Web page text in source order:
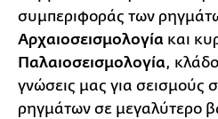
συμπεριφοράς των
Αρχαιοσεισμολογία και
Παλαιοσεισμολογία,
γνώσεις μας για σεισμούς
ρηγμάτων σε μεγαλύτερο